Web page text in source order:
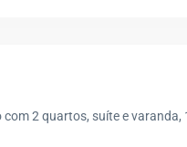
2 quartos, suíte e varanda,